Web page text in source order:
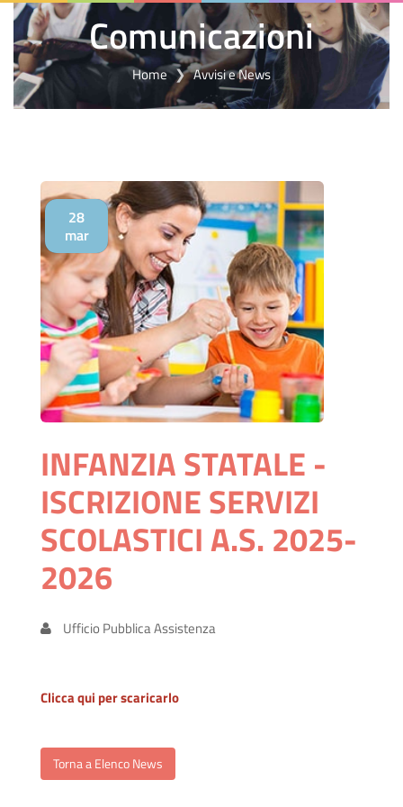
Comunicazioni
Home Avvisi e News
28
mar
INFANZIA STATALE -
ISCRIZIONE SERVIZI
SCOLASTICI A.S. 2025-
2026
Ufficio Pubblica Assistenza
Clicca qui per scaricarlo
Torna a Elenco News